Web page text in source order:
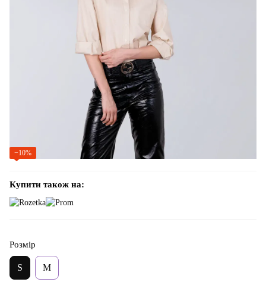
−10%
Купити також на:
Розмір
S M